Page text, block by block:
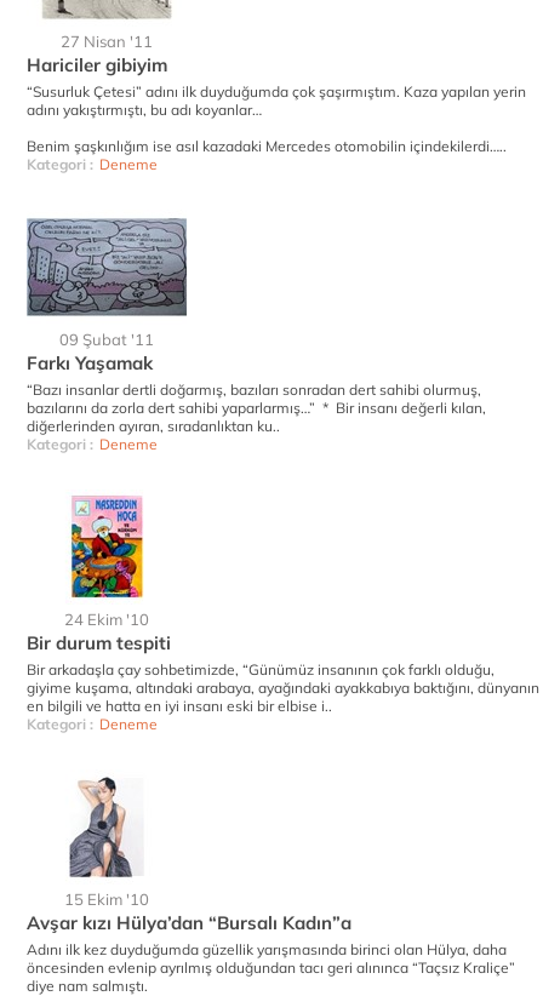
27 Nisan '11
Hariciler gibiyim
“Susurluk Çetesi” adını ilk duyduğumda çok şaşırmıştım. Kaza yapılan yerin
adını yakıştırmıştı, bu adı koyanlar…
Benim şaşkınlığım ise asıl kazadaki Mercedes otomobilin içindekilerdi…..
Kategori : Deneme
09 Şubat '11
Farkı Yaşamak
“Bazı insanlar dertli doğarmış, bazıları sonradan dert sahibi olurmuş,
bazılarını da zorla dert sahibi yaparlarmış…” * Bir insanı değerli kılan,
diğerlerinden ayıran, sıradanlıktan ku..
Kategori : Deneme
24 Ekim '10
Bir durum tespiti
Bir arkadaşla çay sohbetimizde, “Günümüz insanının çok farklı olduğu,
giyime kuşama, altındaki arabaya, ayağındaki ayakkabıya baktığını, dünyanın
en bilgili ve hatta en iyi insanı eski bir elbise i..
Kategori : Deneme
15 Ekim '10
Avşar kızı Hülya’dan “Bursalı Kadın”a
Adını ilk kez duyduğumda güzellik yarışmasında birinci olan Hülya, daha
öncesinden evlenip ayrılmış olduğundan tacı geri alınınca “Taçsız Kraliçe”
diye nam salmıştı.